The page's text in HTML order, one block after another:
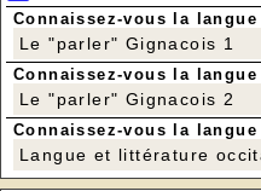
Message du président de
Parler des moulins, qu'ils
tensions internationales,
habitudes de vie et de
circuits courts? Pourquoi
Qu'ils soient
Connaissez-vous la
Le "parler" Gignacois 1
Connaissez-vous la
Le "parler" Gignacois 2
Connaissez-vous la
Langue et littérature